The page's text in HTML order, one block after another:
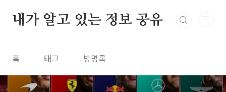
내가 알고 있는 정보 공유
홈 태그 방명록